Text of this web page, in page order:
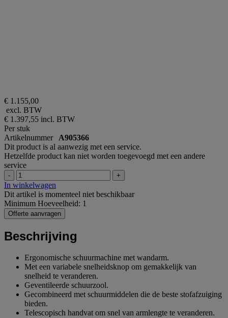
€ 1.155,00
excl. BTW
€ 1.397,55 incl. BTW
Per stuk
Artikelnummer A905366
Dit product is al aanwezig met een service.
Hetzelfde product kan niet worden toegevoegd met een andere
service
- +
In winkelwagen
Dit artikel is momenteel niet beschikbaar
Minimum Hoeveelheid: 1
Offerte aanvragen
Beschrijving
Ergonomische schuurmachine met wandarm.
Met een variabele snelheidsknop om gemakkelijk van
snelheid te veranderen.
Geventileerde schuurzool.
Gecombineerd met schuurmiddelen die de beste stofafzuiging
bieden.
Telescopisch handvat om snel van armlengte te veranderen.